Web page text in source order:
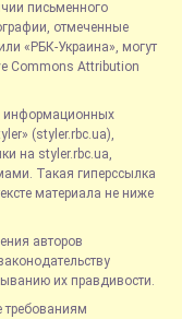
письменного
отмеченные
«РБК-Украина», могут
Commons Attribution
информационных
(styler.rbc.ua),
на styler.rbc.ua,
Такая гиперссылка
материала не ниже
авторов
их правдивости.
требованиям